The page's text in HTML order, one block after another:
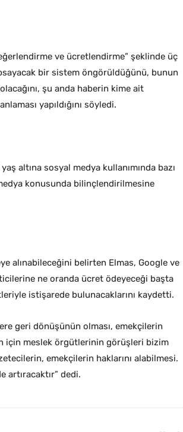
ve ücretlendirme” şeklinde üç
bir sistem öngörüldüğünü, bunun
şu anda haberin kime ait
yapıldığını söyledi.
altına sosyal medya kullanımında bazı
konusunda bilinçlendirilmesine
alınabileceğini belirten Elmas, Google ve
ne oranda ücret ödeyeceği başta
istişarede bulunacaklarını kaydetti.
geri dönüşünün olması, emekçilerin
için meslek örgütlerinin görüşleri bizim
emekçilerin haklarını alabilmesi.
artıracaktır” dedi.